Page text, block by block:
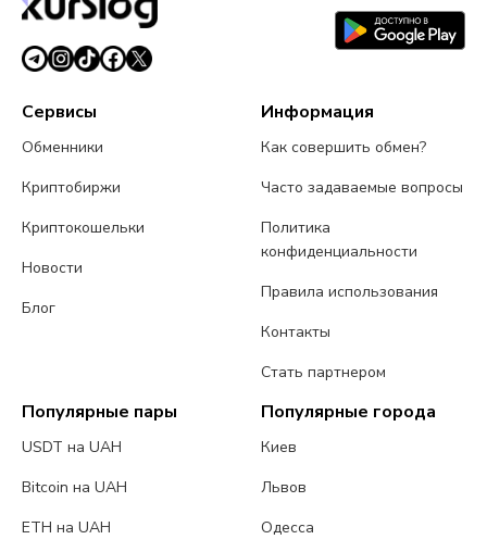
Сервисы
Обменники
Криптобиржи
Криптокошельки
Новости
Блог
Информация
Как совершить обмен?
Часто задаваемые вопросы
Политика
конфиденциальности
Правила использования
Контакты
Стать партнером
Популярные пары
USDT на UAH
Bitcoin на UAH
ETH на UAH
Популярные города
Киев
Львов
Одесса